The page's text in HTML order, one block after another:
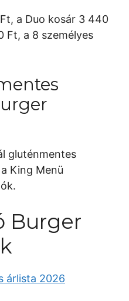
a Duo kosár 3 440
Ft, a 8 személyes
gluténmentes
King Menü
Burger
árlista 2026